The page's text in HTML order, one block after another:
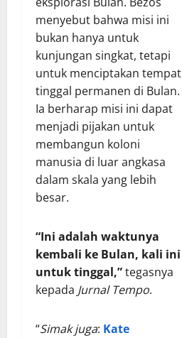
menyebut bahwa misi ini
bukan hanya untuk
kunjungan singkat, tetapi
untuk menciptakan tempat
tinggal permanen di Bulan.
Ia berharap misi ini dapat
menjadi pijakan untuk
membangun koloni
manusia di luar angkasa
dalam skala yang lebih
besar.
“Ini adalah waktunya
kembali ke Bulan, kali ini
untuk tinggal,”tegasnya
kepada Jurnal Tempo.
“Simak juga: Kate